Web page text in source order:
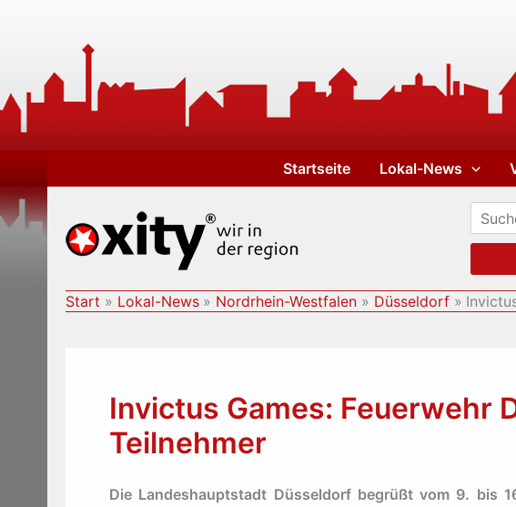
Startseite Lokal-News
Start Lokal-News Nordrhein-Westfalen Düsseldorf
Invictus Games: Feuerwehr
Teilnehmer
Die Landeshauptstadt Düsseldorf begrüßt vom 9. bis